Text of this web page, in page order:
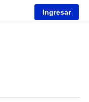
Ingresar